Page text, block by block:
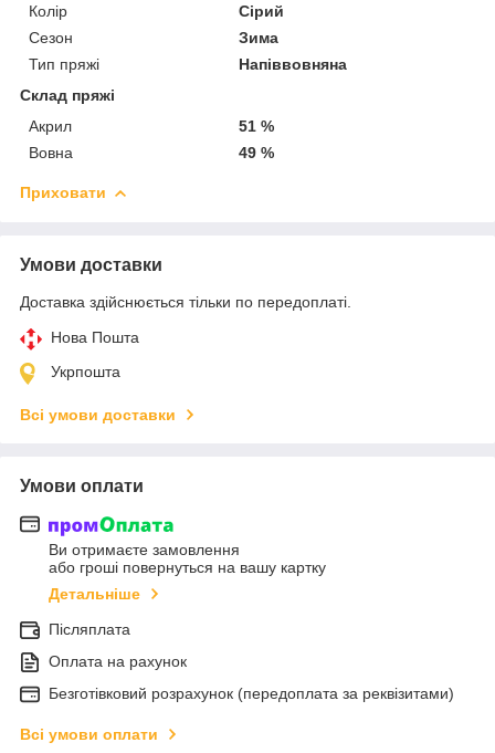
Колір
Сірий
Сезон
Зима
Тип пряжі
Напіввовняна
Склад пряжі
Акрил
51 %
Вовна
49 %
Приховати
Умови доставки
Доставка здійснюється тільки по передоплаті.
Нова Пошта
Укрпошта
Всі умови доставки
Умови оплати
Ви отримаєте замовлення
або гроші повернуться на вашу картку
Детальніше
Післяплата
Оплата на рахунок
Безготівковий розрахунок (передоплата за реквізитами)
Всі умови оплати